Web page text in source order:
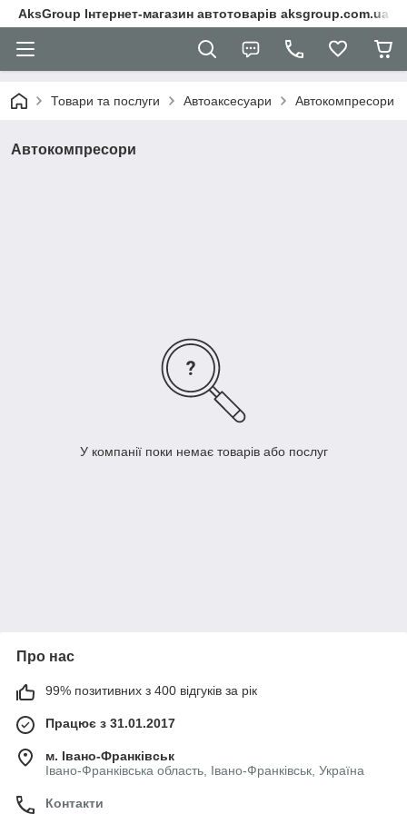
AksGroup Інтернет-магазин автотоварів aksgroup.com.ua
Товари та послуги Автоаксесуари Автокомпресори
Автокомпресори
У компанії поки немає товарів або послуг
Про нас
99% позитивних з 400 відгуків за рік
Працює з 31.01.2017
м. Івано-Франківськ
Івано-Франківська область, Івано-Франківськ, Україна
Контакти